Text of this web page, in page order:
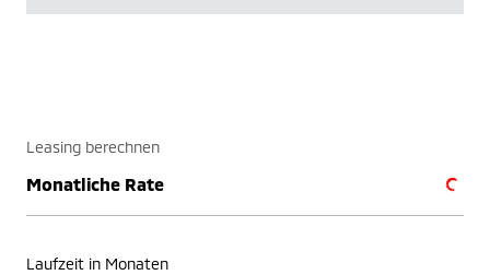
Leasing berechnen
Monatliche Rate
Laufzeit in Monaten